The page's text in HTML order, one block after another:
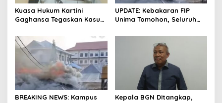
Kuasa Hukum Kartini
Gaghansa Tegaskan Kasus
Buktikan Dua Alat Bukti Sah
UPDATE: Kebakaran FIP
Unima Tomohon, Seluruh
Terbakar
BREAKING NEWS: Kampus
Kepala BGN Ditangkap,